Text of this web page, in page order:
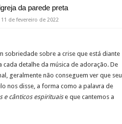
da parede preta
11 de fevereiro de 2022
sobriedade sobre a crise que está diante
detalhe da música de adoração. De
geralmente não conseguem ver que seu
nos disse, a forma como a palavra de
e cânticos espirituaise que cantemos a